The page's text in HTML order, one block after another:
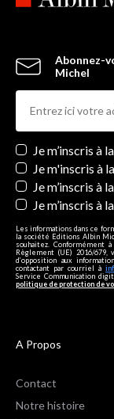
Abonnez-
Michel
Newsletters
Je m’inscris
Je m'inscris à
Je m’inscris à
Je m’inscris à
Les informations dans ce
la société Editions Albin
souhaitez. Conformément
Règlement (UE) 2016/
d’opposition aux
contactant par courriel à
Service Communication
politique de protection de
A Propos
Contact
Notre histoire